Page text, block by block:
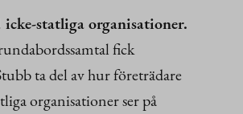
statliga organisationer.
fick
ta del av hur företrädare
organisationer ser på